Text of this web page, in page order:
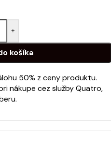
+
košíka
50% z ceny produktu.
nákupe cez služby Quatro,